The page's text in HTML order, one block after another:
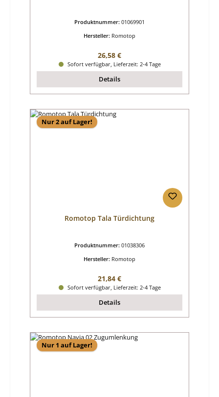
Produktnummer: 01069901
Hersteller: Romotop
Regulärer Preis:
26,58 €
Sofort verfügbar, Lieferzeit: 2-4 Tage
Details
Nur 2 auf Lager!
Romotop Tala Türdichtung
Produktnummer: 01038306
Hersteller: Romotop
Regulärer Preis:
21,84 €
Sofort verfügbar, Lieferzeit: 2-4 Tage
Details
Nur 1 auf Lager!